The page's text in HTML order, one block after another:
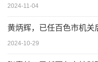
2024-11-04
黄炳辉，已任百色市机关
2024-10-29